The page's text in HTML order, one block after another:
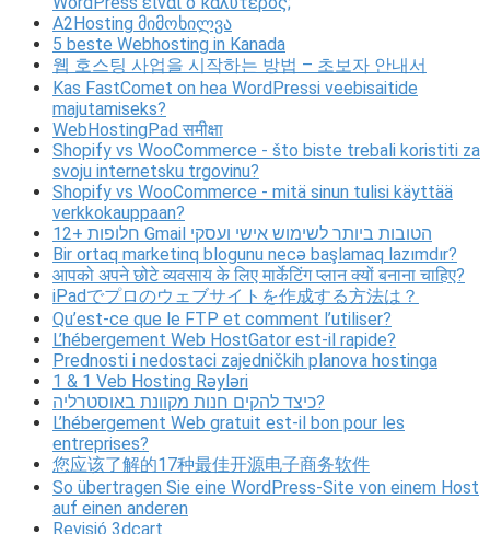
A2Hosting მიმოხილვა
5 beste Webhosting in Kanada
웹 호스팅 사업을 시작하는 방법 – 초보자 안내서
Kas FastComet on hea WordPressi veebisaitide
majutamiseks?
WebHostingPad समीक्षा
Shopify vs WooCommerce - što biste trebali koristiti za
svoju internetsku trgovinu?
Shopify vs WooCommerce - mitä sinun tulisi käyttää
verkkokauppaan?
12+ חלופות Gmail הטובות ביותר לשימוש אישי ועסקי
Bir ortaq marketinq blogunu necə başlamaq lazımdır?
आपको अपने छोटे व्यवसाय के लिए मार्केटिंग प्लान क्यों बनाना चाहिए?
iPadでプロのウェブサイトを作成する方法は？
Qu’est-ce que le FTP et comment l’utiliser?
L’hébergement Web HostGator est-il rapide?
Prednosti i nedostaci zajedničkih planova hostinga
1 & 1 Veb Hosting Rəyləri
כיצד להקים חנות מקוונת באוסטרליה?
L’hébergement Web gratuit est-il bon pour les
entreprises?
您应该了解的17种最佳开源电子商务软件
So übertragen Sie eine WordPress-Site von einem Host
auf einen anderen
Revisió 3dcart